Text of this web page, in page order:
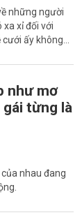
những người
xa xỉ đối với
ấy không...
như mơ
gái từng là
nhau đang